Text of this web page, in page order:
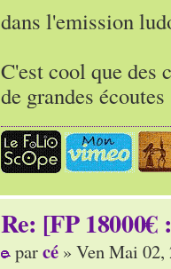
dans l'emission
C'est cool que des
de grandes
Re: [FP
parcé » Ven Mai 02,